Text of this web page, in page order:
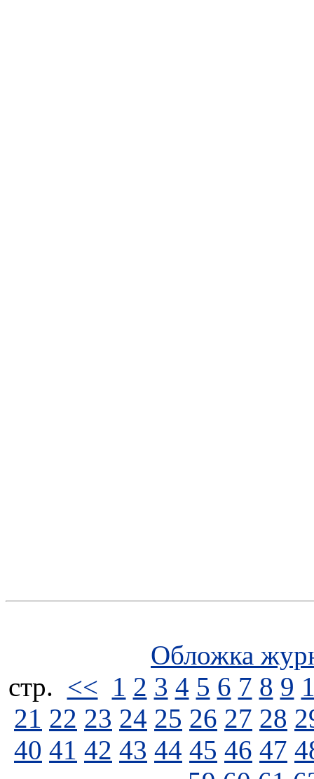
Обложка
стp. << 1 2 3 4 5 6 7 8 9
21 22 23 24 25 26 27 28
40 41 42 43 44 45 46 47